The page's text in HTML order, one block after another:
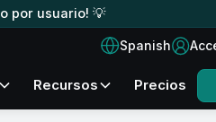
por usuario! 💡
Spanish
Recursos Precios